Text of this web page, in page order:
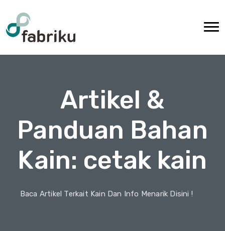
Artikel &
Panduan Bahan
Kain: cetak kain
Baca Artikel Terkait Kain Dan Info Menarik Disini !